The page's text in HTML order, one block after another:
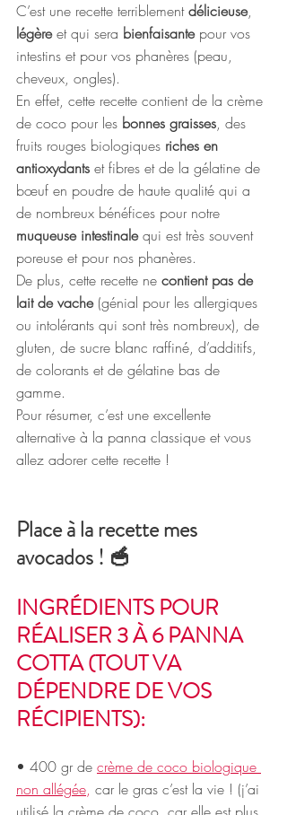
C’est une recette terriblement délicieuse,
légère et qui sera bienfaisante pour vos
intestins et pour vos phanères (peau,
cheveux, ongles).
En effet, cette recette contient de la crème
de coco pour les bonnes graisses, des
fruits rouges biologiques riches en
antioxydants et fibres et de la gélatine de
bœuf en poudre de haute qualité qui a
de nombreux bénéfices pour notre
muqueuse intestinale qui est très souvent
poreuse et pour nos phanères.
De plus, cette recette ne contient pas de
lait de vache (génial pour les allergiques
ou intolérants qui sont très nombreux), de
gluten, de sucre blanc raffiné, d’additifs,
de colorants et de gélatine bas de
gamme.
Pour résumer, c’est une excellente
alternative à la panna classique et vous
allez adorer cette recette !
Place à la recette mes
avocados ! 🥣
INGRÉDIENTS POUR
RÉALISER 3 À 6 PANNA
COTTA (TOUT VA
DÉPENDRE DE VOS
RÉCIPIENTS):
• 400 gr de crème de coco biologique
non allégée, car le gras c’est la vie ! (j’ai